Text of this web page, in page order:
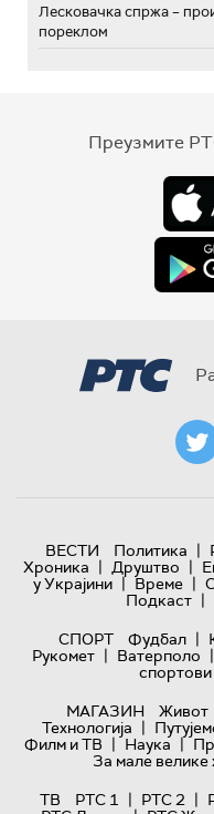
Лесковачка спржа –
пореклом
Преузмите
ВЕСТИ Политика |
Хроника | Друштво |
у Украјини | Време |
Подкаст |
СПОРТ
Фудбал |
Рукомет | Ватерполо |
спортови
МАГАЗИН
Живот
Технологијa |
Филм и ТВ | Наука |
За мале велике
ТВ
РТС 1 | РТС 2 |